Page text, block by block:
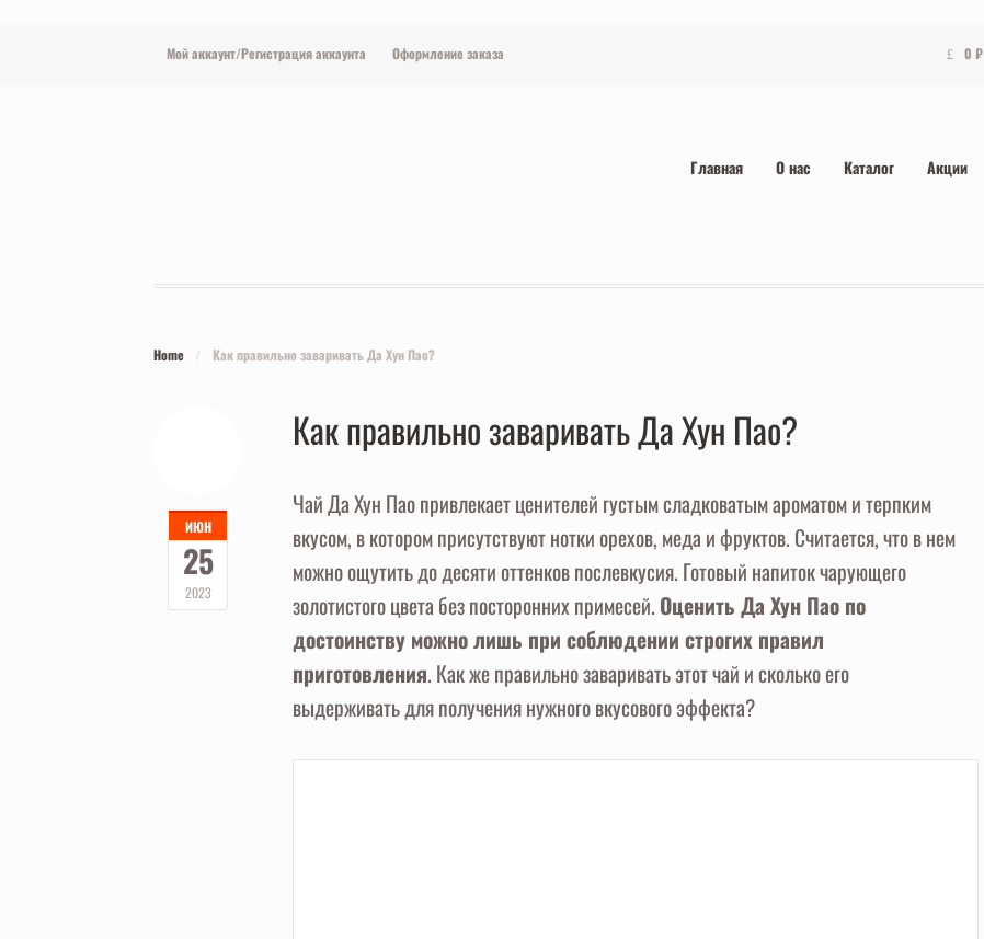
Мой аккаунт/Регистрация аккаунта Оформление заказа 0₽
Главная О нас Каталог Акции
Home / Как правильно заваривать Да Хун Пао?
ИЮН
25
2023
Как правильно заваривать Да Хун Пао?
Чай Да Хун Пао привлекает ценителей густым сладковатым ароматом и терпким
вкусом, в котором присутствуют нотки орехов, меда и фруктов. Считается, что в нем
можно ощутить до десяти оттенков послевкусия. Готовый напиток чарующего
золотистого цвета без посторонних примесей. Оценить Да Хун Пао по
достоинству можно лишь при соблюдении строгих правил
приготовления. Как же правильно заваривать этот чай и сколько его
выдерживать для получения нужного вкусового эффекта?